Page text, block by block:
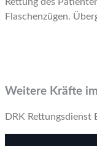
Flaschenzügen.
Weitere Kräfte
DRK Rettungsdienst